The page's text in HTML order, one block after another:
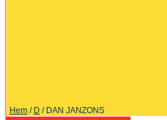
Hem / D / DAN JANZONS